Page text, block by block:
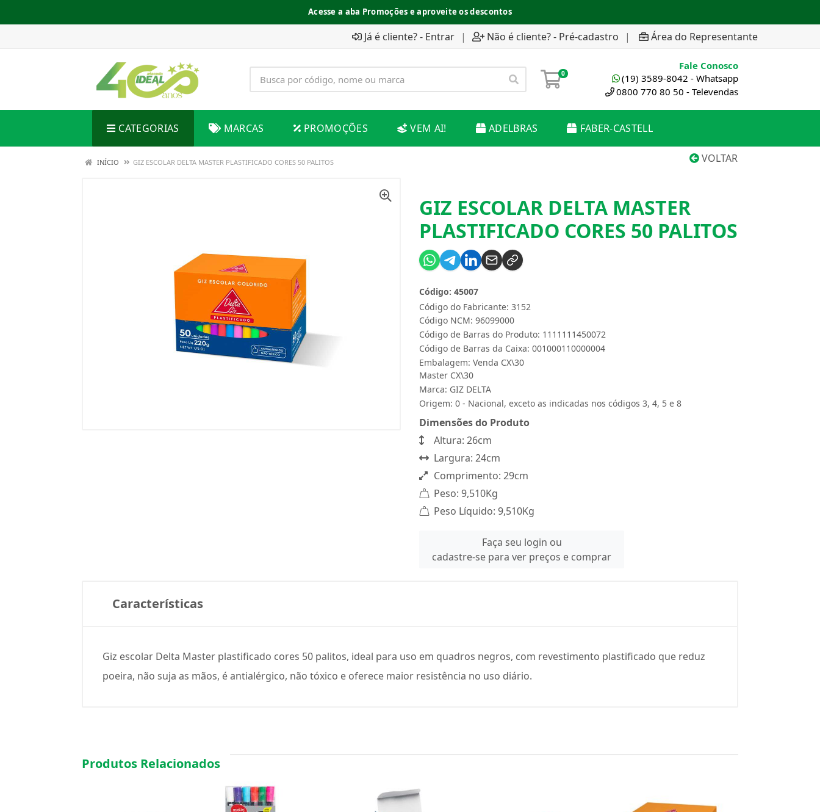
Acesse a aba Promoções e aproveite os descontos
Já é cliente? - Entrar | Não é cliente? - Pré-cadastro | Área do Representante
0
Fale Conosco
(19) 3589-8042 - Whatsapp
0800 770 80 50 - Televendas
CATEGORIAS MARCAS PROMOÇÕES VEM AI! ADELBRAS FABER-CASTELL
VOLTAR
INÍCIO GIZ ESCOLAR DELTA MASTER PLASTIFICADO CORES 50 PALITOS
GIZ ESCOLAR DELTA MASTER
PLASTIFICADO CORES 50 PALITOS
Código do Fabricante: 3152
Código: 45007
Código NCM: 96099000
Código de Barras do Produto: 1111111450072
Código de Barras da Caixa: 001000110000004
Embalagem: Venda CX\30
Master CX\30
Marca: GIZ DELTA
Origem: 0 - Nacional, exceto as indicadas nos códigos 3, 4, 5 e 8
Dimensões do Produto
Altura: 26cm
Largura: 24cm
Comprimento: 29cm
Peso: 9,510Kg
Peso Líquido: 9,510Kg
Faça seu login ou
cadastre-se para ver preços e comprar
Características
Giz escolar Delta Master plastificado cores 50 palitos, ideal para uso em quadros negros, com revestimento plastificado que reduz
poeira, não suja as mãos, é antialérgico, não tóxico e oferece maior resistência no uso diário.
Produtos Relacionados